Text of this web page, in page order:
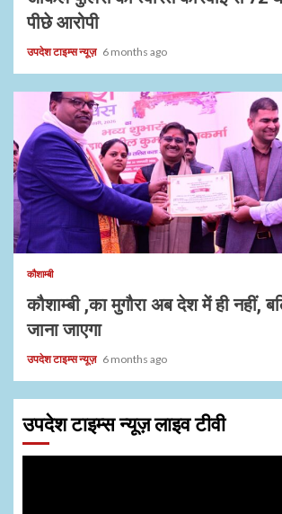
पीछे आरोपी
उपदेश टाइम्स न्यूज़ 6 months ago
1 min read
कौशाम्बी
कौशाम्बी ,का मुगौरा अब देश में ही नहीं,
जाना जाएगा
उपदेश टाइम्स न्यूज़ 6 months ago
उपदेश टाइम्स न्यूज़ लाइव टीवी